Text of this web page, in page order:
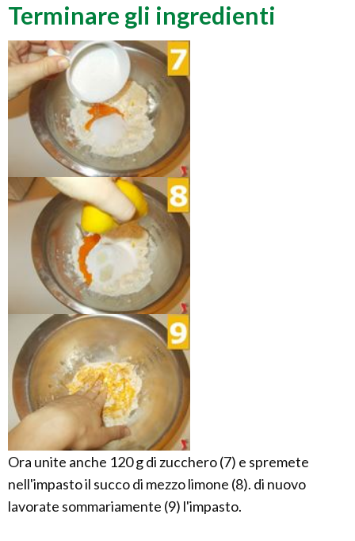
Terminare gli ingredienti
Ora unite anche 120 g di zucchero (7) e spremete
nell'impasto il succo di mezzo limone (8). di nuovo
lavorate sommariamente (9) l'impasto.